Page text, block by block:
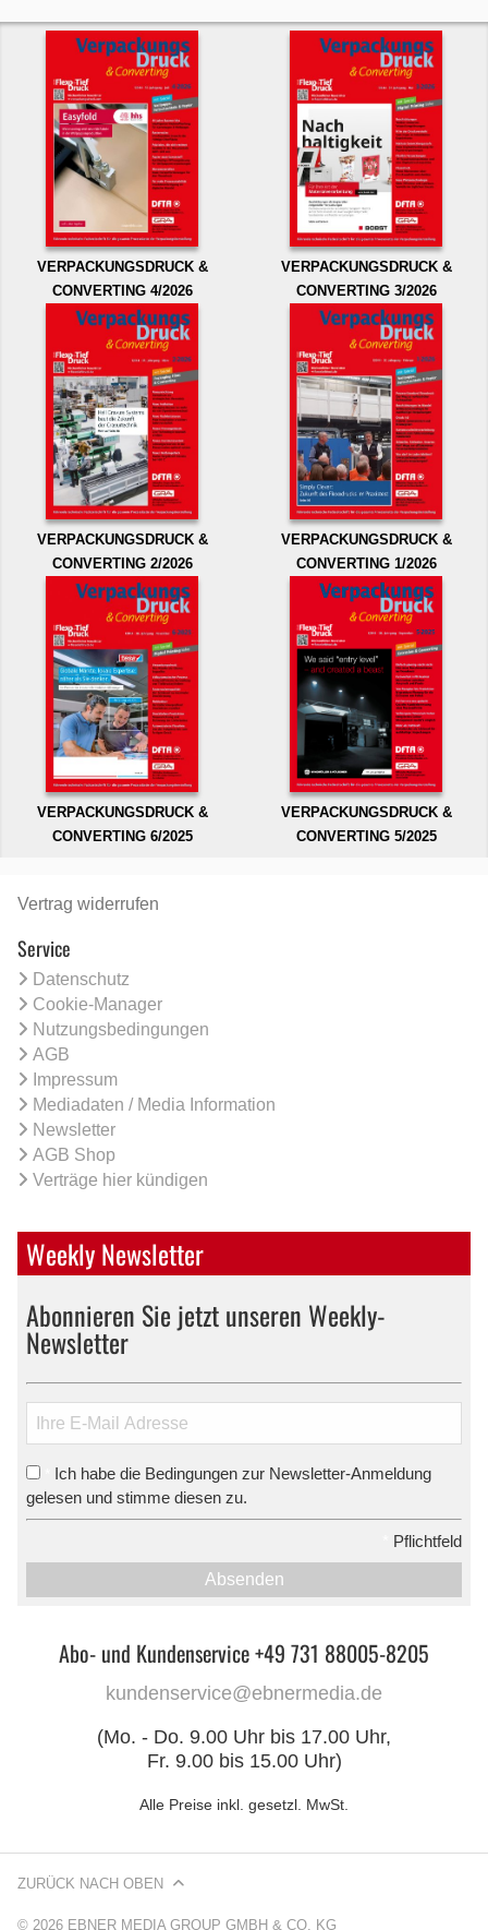
VERPACKUNGSDRUCK &
CONVERTING 4/2026
VERPACKUNGSDRUCK &
CONVERTING 3/2026
VERPACKUNGSDRUCK &
CONVERTING 2/2026
VERPACKUNGSDRUCK &
CONVERTING 1/2026
VERPACKUNGSDRUCK &
CONVERTING 6/2025
VERPACKUNGSDRUCK &
CONVERTING 5/2025
Vertrag widerrufen
Service
Datenschutz
Cookie-Manager
Nutzungsbedingungen
AGB
Impressum
Mediadaten / Media Information
Newsletter
AGB Shop
Verträge hier kündigen
Weekly Newsletter
Abonnieren Sie jetzt unseren Weekly-
Newsletter
Ich habe die Bedingungen zur Newsletter-Anmeldung
gelesen und stimme diesen zu.
Pflichtfeld
Absenden
Abo- und Kundenservice +49 731 88005-8205
kundenservice@ebnermedia.de
(Mo. - Do. 9.00 Uhr bis 17.00 Uhr,
Fr. 9.00 bis 15.00 Uhr)
Alle Preise inkl. gesetzl. MwSt.
© 2026 EBNER MEDIA GROUP GMBH & CO. KG
ZURÜCK NACH OBEN